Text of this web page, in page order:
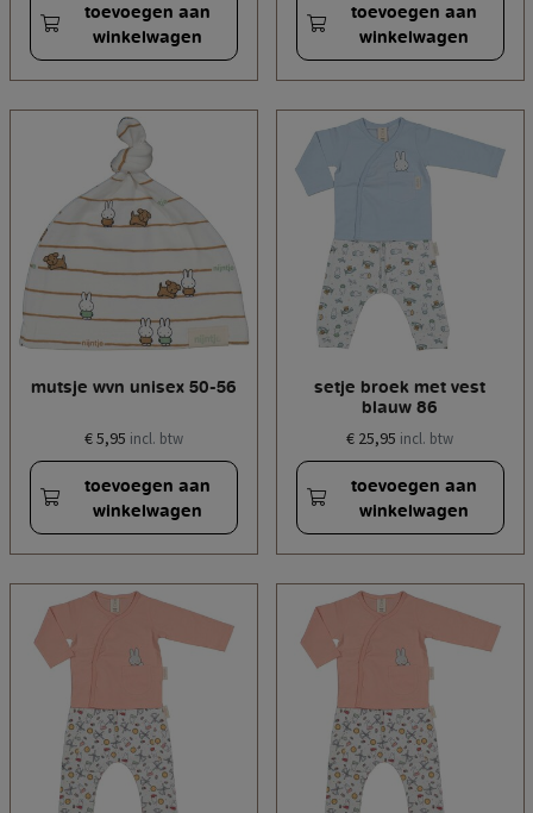
toevoegen aan
winkelwagen
toevoegen aan
winkelwagen
mutsje wvn unisex 50-56
€ 5,95 incl. btw
toevoegen aan
winkelwagen
setje broek met vest
blauw 86
€ 25,95 incl. btw
toevoegen aan
winkelwagen